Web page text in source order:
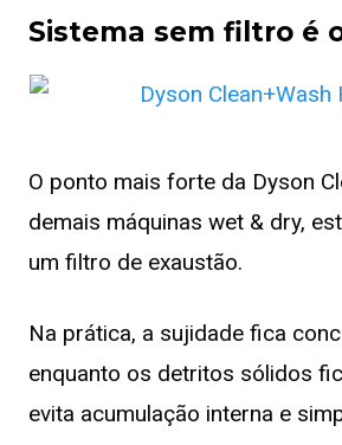
Sistema sem filtro é
O ponto mais forte da Dyson
demais máquinas wet & dry,
um filtro de exaustão.
Na prática, a sujidade fica
enquanto os detritos sólidos
evita acumulação interna e